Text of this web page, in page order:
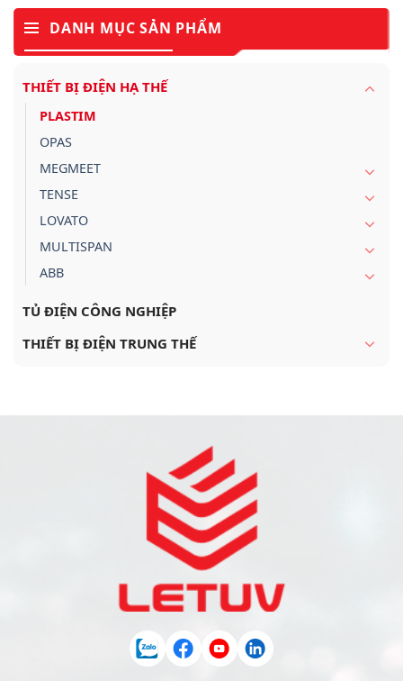
DANH MỤC SẢN PHẨM
THIẾT BỊ ĐIỆN HẠ THẾ
PLASTIM
OPAS
MEGMEET
TENSE
LOVATO
MULTISPAN
ABB
TỦ ĐIỆN CÔNG NGHIỆP
THIẾT BỊ ĐIỆN TRUNG THẾ